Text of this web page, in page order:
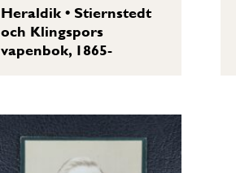
Heraldik•Stiernstedt
och Klingspors
vapenbok, 1865-